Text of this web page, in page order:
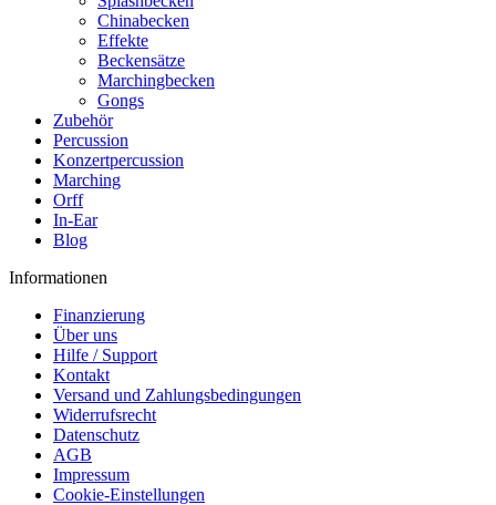
Chinabecken
Effekte
Beckensätze
Marchingbecken
Gongs
Zubehör
Percussion
Konzertpercussion
Marching
Orff
In-Ear
Blog
Informationen
Finanzierung
Über uns
Hilfe / Support
Kontakt
Versand und Zahlungsbedingungen
Widerrufsrecht
Datenschutz
AGB
Impressum
Cookie-Einstellungen